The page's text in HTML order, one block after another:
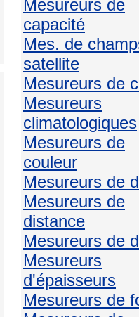
Mesureurs de
capacité
Mes. de
satellite
Mesureurs de
Mesureurs
climatologiques
Mesureurs de
couleur
Mesureurs de
Mesureurs de
distance
Mesureurs de
Mesureurs
d'épaisseurs
Mesureurs de